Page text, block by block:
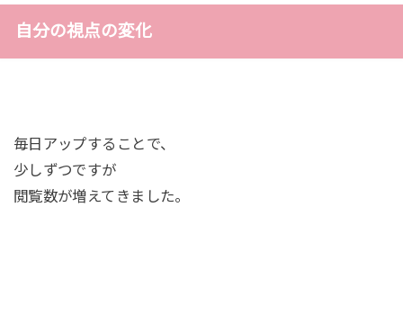
自分の視点の変化
毎日アップすることで、
少しずつですが
閲覧数が増えてきました。